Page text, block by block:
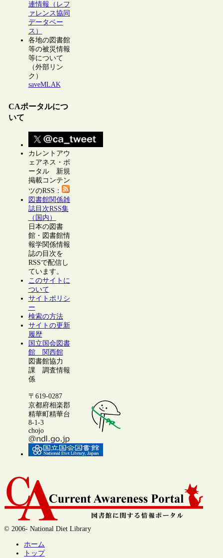
連情報（レフ
ァレンス協同
データベー
ス）
各地の図書館
等の被災情報
等について
（外部リン
ク）
saveMLAK
CAポータルにつ
いて
カレントアウ
ェアネス・ポ
ータル 新規
掲載コンテン
ツのRSS：
図書館関係雑
誌目次RSS集
（国内）
日本の図書
館・図書館情
報学関係情報
誌の目次を
RSSで配信し
ています。
このサイトに
ついて
サイトポリシ
ー
検索の方法
サイトの更新
履歴
国立国会図書
館 関西館
図書館協力
課 調査情報
係
〒619-0287
京都府相楽郡
精華町精華台
8-1-3
chojo
© 2006- National Diet Library
ホーム
トップ